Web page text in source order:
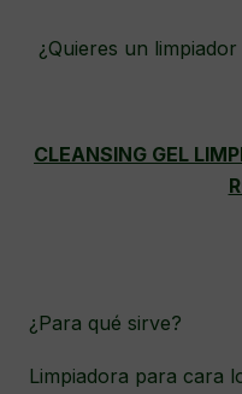
¿Quieres un
CLEANSING GEL
¿Para qué sirve?
Limpiadora para cara